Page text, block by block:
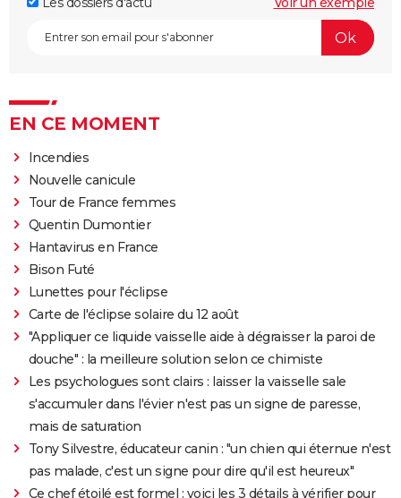
EN CE MOMENT
Incendies
Nouvelle canicule
Tour de France femmes
Quentin Dumontier
Hantavirus en France
Bison Futé
Lunettes pour l'éclipse
Carte de l'éclipse solaire du 12 août
"Appliquer ce liquide vaisselle aide à dégraisser la paroi de
douche" : la meilleure solution selon ce chimiste
Les psychologues sont clairs : laisser la vaisselle sale
s'accumuler dans l'évier n'est pas un signe de paresse,
mais de saturation
Tony Silvestre, éducateur canin : "un chien qui éternue n'est
pas malade, c'est un signe pour dire qu'il est heureux"
Ce chef étoilé est formel : voici les 3 détails à vérifier pour